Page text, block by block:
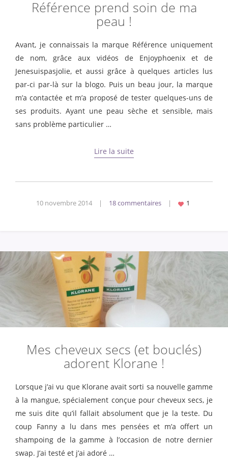
Référence prend soin de ma
peau !
Avant, je connaissais la marque Référence uniquement
de nom, grâce aux vidéos de Enjoyphoenix et de
Jenesuispasjolie, et aussi grâce à quelques articles lus
par-ci par-là sur la blogo. Puis un beau jour, la marque
m’a contactée et m’a proposé de tester quelques-uns de
ses produits. Ayant une peau sèche et sensible, mais
sans problème particulier …
Lire la suite
10 novembre 2014 | 18 commentaires |
Mes cheveux secs (et bouclés)
adorent Klorane !
Lorsque j’ai vu que Klorane avait sorti sa nouvelle gamme
à la mangue, spécialement conçue pour cheveux secs, je
me suis dite qu’il fallait absolument que je la teste. Du
coup Fanny a lu dans mes pensées et m’a offert un
shampoing de la gamme à l’occasion de notre dernier
swap. J’ai testé et j’ai adoré …